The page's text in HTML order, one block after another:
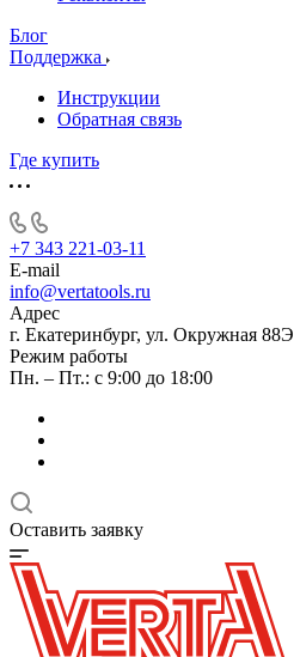
Блог
Поддержка
Инструкции
Обратная связь
Где купить
+7 343 221-03-11
E-mail
info@vertatools.ru
Адрес
г. Екатеринбург, ул. Окружная 88Э
Режим работы
Пн. – Пт.: с 9:00 до 18:00
Оставить заявку